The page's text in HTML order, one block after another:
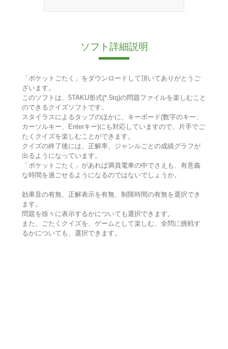
ソフト詳細説明
「ポケットごたく」をダウンロードして頂いてありがとうご
ざいます。
このソフトは、5TAKU形式(*.5tq)の問題ファイルを楽しむこと
のできるクイズソフトです。
スタイラスによるタップのほかに、キーボード(数字のキー、
カーソルキー、Enterキー)にも対応していますので、片手でご
たくクイズを楽しむことができます。
クイズの終了後には、正解率、ジャンルごとの成績グラフが
出るようになっています。
「ポケットごたく」があれば満員電車の中でさえも、有意義
な時間を過ごせるようになるのではないでしょうか。
効果音の有無、正解表示を有無、制限時間の有無を選択でき
ます。
問題を徐々に表示するかについても選択できます。
また、ごたくクイズを、ゲームとして楽しむ、全問に挑戦す
るかについても、選択できます。